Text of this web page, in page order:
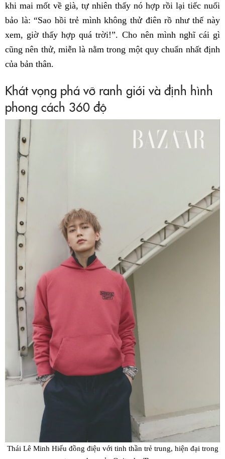
khi mai mốt về già, tự nhiên thấy nó hợp rồi lại tiếc nuối
bảo là: “Sao hồi trẻ mình không thử điên rồ như thế này
xem, giờ thấy hợp quá trời!”. Cho nên mình nghĩ cái gì
cũng nên thử, miễn là nằm trong một quy chuẩn nhất định
của bản thân.
Khát vọng phá vỡ ranh giới và định hình
phong cách 360 độ
Thái Lê Minh Hiếu đồng điệu với tinh thần trẻ trung, hiện đại trong